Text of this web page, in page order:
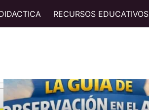
RECURSOS EDUCATIVOS